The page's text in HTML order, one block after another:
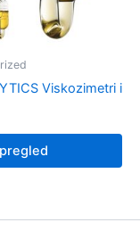
Viskozimetri i